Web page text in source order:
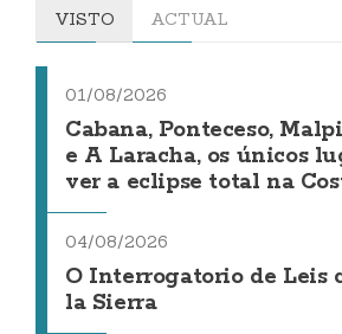
VISTO ACTUAL
01/08/2026
Cabana, Ponteceso,
e A Laracha, os únicos
ver a eclipse total na
04/08/2026
O Interrogatorio de Leis
la Sierra